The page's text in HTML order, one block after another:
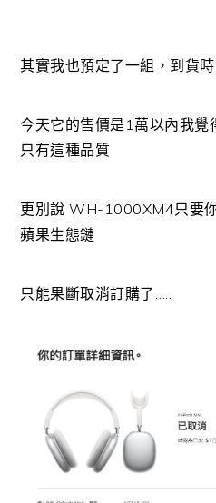
其實我也預定了一組，到貨
今天它的售價是1萬以內我覺
只有這種品質
更別說 WH-1000XM4只要
蘋果生態鏈
只能果斷取消訂購了…..